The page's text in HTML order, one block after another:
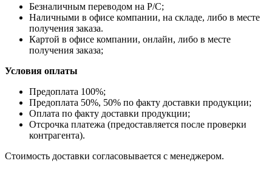
Безналичным переводом на Р/С;
Наличными в офисе компании, на складе, либо в месте
получения заказа.
Картой в офисе компании, онлайн, либо в месте
получения заказа;
Условия оплаты
Предоплата 100%;
Предоплата 50%, 50% по факту доставки продукции;
Оплата по факту доставки продукции;
Отсрочка платежа (предоставляется после проверки
контрагента).
Стоимость доставки согласовывается с менеджером.